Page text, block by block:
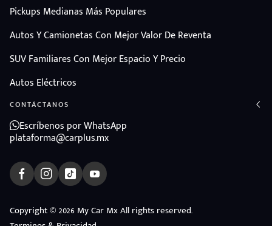
Pickups Medianas Más Populares
Autos Y Camionetas Con Mejor Valor De Reventa
SUV Familiares Con Mejor Espacio Y Precio
Autos Eléctricos
CONTÁCTANOS
Escríbenos por WhatsApp
plataforma@carplus.mx
Copyright © 2026 My Car Mx All rights reserved.